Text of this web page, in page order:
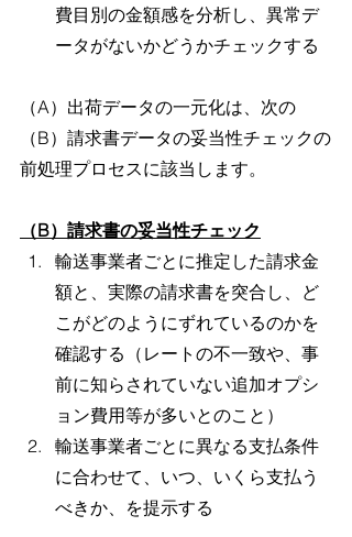
費目別の金額感を分析し、異常デ
ータがないかどうかチェックする
（A）出荷データの一元化は、次の
（B）請求書データの妥当性チェックの
前処理プロセスに該当します。
（B）請求書の妥当性チェック
輸送事業者ごとに推定した請求金
額と、実際の請求書を突合し、ど
こがどのようにずれているのかを
確認する（レートの不一致や、事
前に知らされていない追加オプシ
ョン費用等が多いとのこと）
輸送事業者ごとに異なる支払条件
に合わせて、いつ、いくら支払う
べきか、を提示する